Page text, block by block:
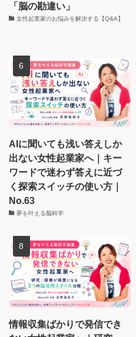
「脳の勘違い」
女性起業家のお悩みを解決する【Q&A】
AIに聞いても浅い答えしか
出ない女性起業家へ｜キー
ワードで迷わず答えに近づ
く探索スイッチの使い方｜
No.63
夢を叶える脳科学
情報収集ばかりで発信でき